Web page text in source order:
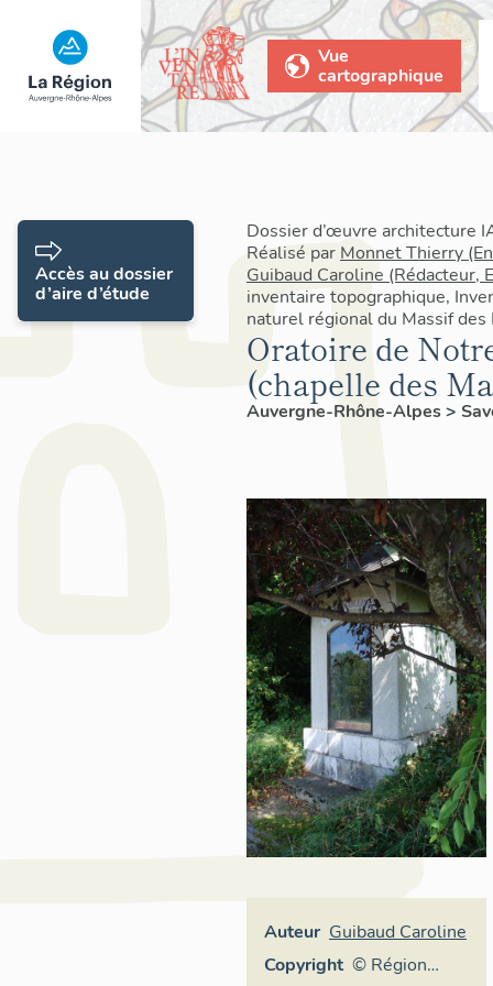
Vue
cartographique
Dossier d’œuvre architecture
Réalisé par Monnet Thierry
Guibaud Caroline (Rédacteur,
inventaire topographique,
naturel régional du Massif des
Oratoire de
(chapelle des
Auvergne-Rhône-Alpes>
Auteur Guibaud Caroline
Copyright © Région
Accès au dossier
d’aire d’étude